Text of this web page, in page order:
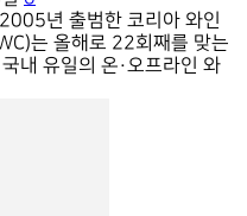
는 올해로 22회째를 맞는
내 유일의 온·오프라인 와